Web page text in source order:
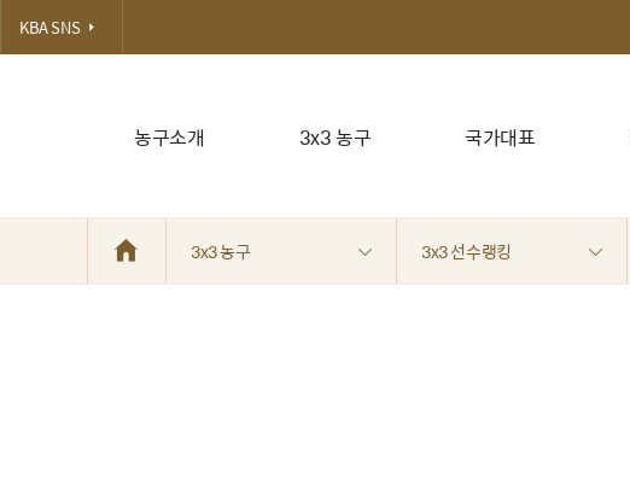
농구소개 3x3 농구 국가대표
KBA SNS
3x3 농구 3x3 선수랭킹